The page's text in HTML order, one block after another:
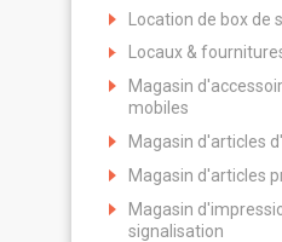
Location de box de
Locaux &
Magasin
mobiles
Magasin d'articles
Magasin d'articles
Magasin
signalisation